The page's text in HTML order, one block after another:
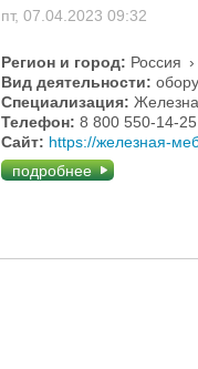
пт, 07.04.2023 09:32
Регион и город: Россия ›
Вид деятельности:
Специализация:
Телефон: 8 800 550-14-25
Сайт: https://железная-
подробнее